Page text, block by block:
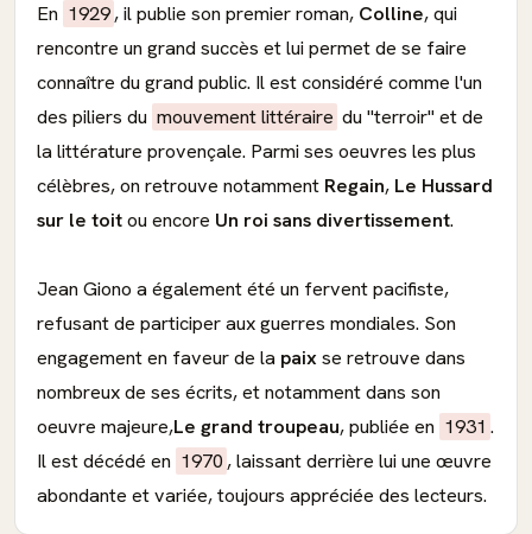
En 1929 , il publie son premier roman, Colline, qui
rencontre un grand succès et lui permet de se faire
connaître du grand public. Il est considéré comme l'un
des piliers du mouvement littéraire du "terroir" et de
la littérature provençale. Parmi ses oeuvres les plus
célèbres, on retrouve notamment Regain, Le Hussard
sur le toitou encore Un roi sans divertissement.
Jean Giono a également été un fervent pacifiste,
refusant de participer aux guerres mondiales. Son
engagement en faveur de la paix se retrouve dans
nombreux de ses écrits, et notamment dans son
oeuvre majeure,Le grand troupeau, publiée en 1931 .
Il est décédé en 1970 , laissant derrière lui une œuvre
abondante et variée, toujours appréciée des lecteurs.